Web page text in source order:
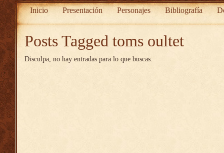
Inicio Presentación Personajes Bibliografía
Posts Tagged toms oultet
Disculpa, no hay entradas para lo que buscas.